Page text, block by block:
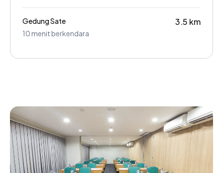
Gedung Sate
10 menit berkendara
3.5 km